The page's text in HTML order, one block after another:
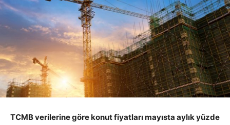
TCMB verilerine göre konut fiyatları mayısta aylık yüzde